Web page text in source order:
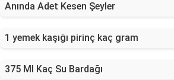
Anında Adet Kesen Şeyler
1 yemek kaşığı pirinç kaç gram
375 Ml Kaç Su Bardağı